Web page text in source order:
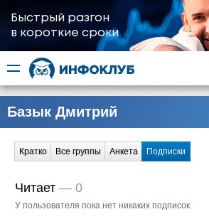
Быстрый разгон
​в короткие сроки
Базык Дмитрий
Кратко Все группы Анкета Подписки
Читает — 0
У пользователя пока нет никаких подписок